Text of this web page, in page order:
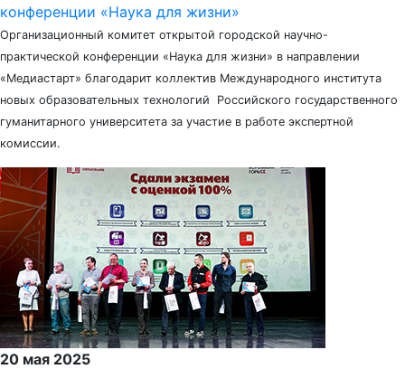
конференции «Наука для жизни»
Организационный комитет открытой городской научно-
практической конференции «Наука для жизни» в направлении
«Медиастарт» благодарит коллектив Международного института
новых образовательных технологий Российского государственного
гуманитарного университета за участие в работе экспертной
комиссии.
20 мая 2025